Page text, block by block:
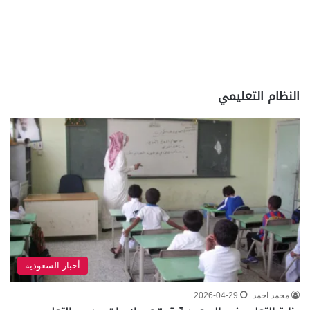
النظام التعليمي
أخبار السعودية
محمد احمد 2026-04-29